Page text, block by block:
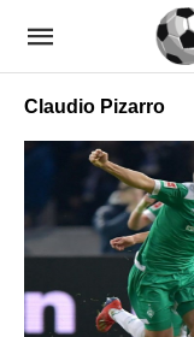
Claudio Pizarro